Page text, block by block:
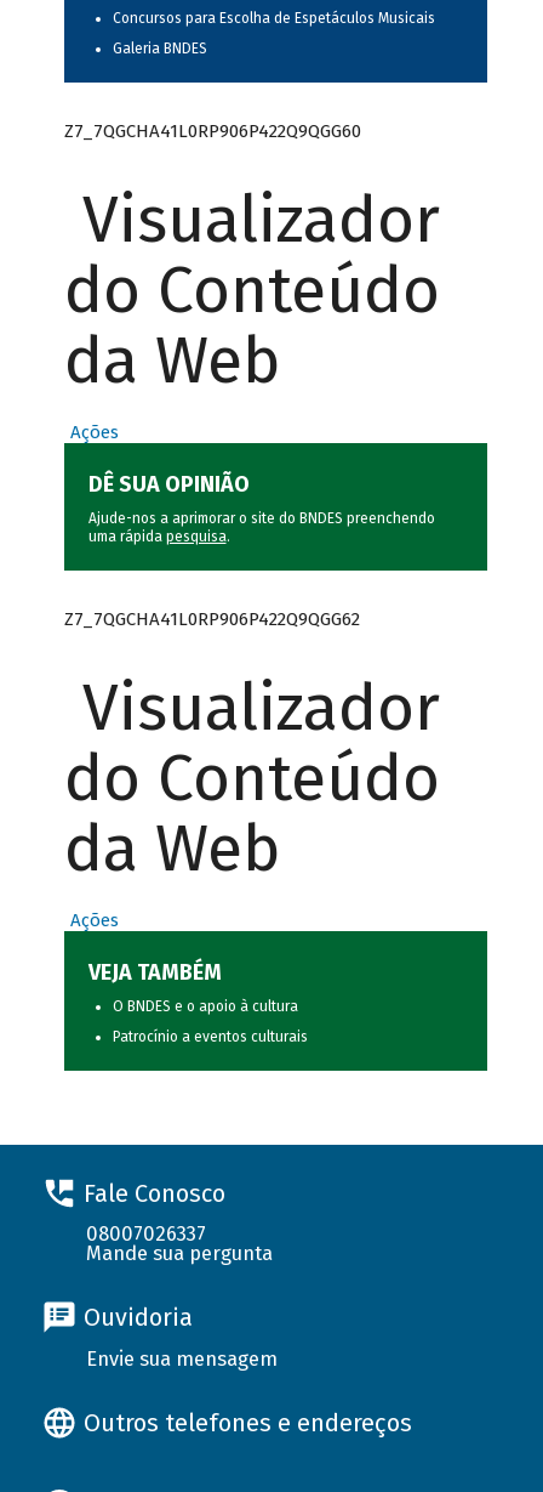
Concursos para Escolha de Espetáculos Musicais
Galeria BNDES
Z7_7QGCHA41L0RP906P422Q9QGG60
Visualizador
do Conteúdo
da Web
Ações
DÊ SUA OPINIÃO
Ajude-nos a aprimorar o site do BNDES preenchendo
uma rápida pesquisa.
Z7_7QGCHA41L0RP906P422Q9QGG62
Visualizador
do Conteúdo
da Web
Ações
VEJA TAMBÉM
O BNDES e o apoio à cultura
Patrocínio a eventos culturais
Fale Conosco
08007026337
Mande sua pergunta
Ouvidoria
Envie sua mensagem
Outros telefones e endereços